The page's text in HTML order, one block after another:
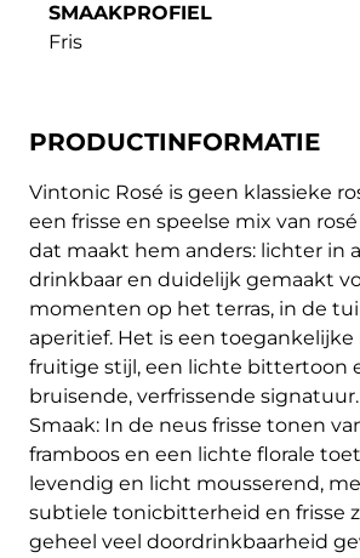
SMAAKPROFIEL
Fris
PRODUCTINFORMATIE
Vintonic Rosé is geen klassieke
een frisse en speelse mix van
dat maakt hem anders: lichter in
drinkbaar en duidelijk gemaakt
momenten op het terras, in de
aperitief. Het is een toegankelijke
fruitige stijl, een lichte bittertoon
bruisende, verfrissende signatuur.
Smaak: In de neus frisse tonen
framboos en een lichte florale
levendig en licht mousserend,
subtiele tonicbitterheid en frisse
geheel veel doordrinkbaarheid